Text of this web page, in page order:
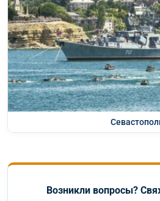
Возникли вопросы?